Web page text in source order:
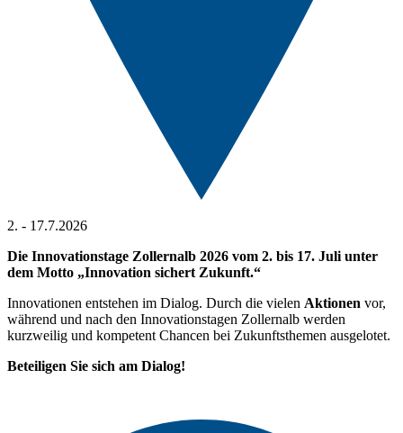
2. - 17.7.2026
Die Innovationstage Zollernalb 2026 vom 2. bis 17. Juli unter
dem Motto „Innovation sichert Zukunft.“
Innovationen entstehen im Dialog. Durch die vielen Aktionen vor,
während und nach den Innovationstagen Zollernalb werden
kurzweilig und kompetent Chancen bei Zukunftsthemen ausgelotet.
Beteiligen Sie sich am Dialog!